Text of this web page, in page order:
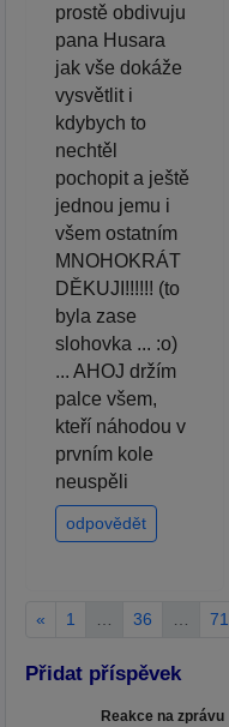
prostě obdivuju
pana Husara
jak vše dokáže
vysvětlit i
kdybych to
nechtěl
pochopit a ještě
jednou jemu i
všem ostatním
MNOHOKRÁT
DĚKUJI!!!!!! (to
byla zase
slohovka ... :o)
... AHOJ držím
palce všem,
kteří náhodou v
prvním kole
neuspěli
odpovědět
« 1 … 36 … 71
Přidat příspěvek
Reakce na zprávu